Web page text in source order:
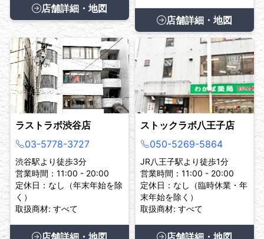
店舗詳細・地図
店舗詳細・地図
ラストラボ渋谷店
03-5778-3727
渋谷駅より徒歩3分
営業時間：11:00 - 20:00
定休日：なし（年末年始を除
く）
取扱商材: すべて
店舗詳細・地図
ストックラボ八王子店
050-5269-5864
JR八王子駅より徒歩1分
営業時間：11:00 - 20:00
定休日：なし（臨時休業・年
末年始を除く）
取扱商材: すべて
店舗詳細・地図